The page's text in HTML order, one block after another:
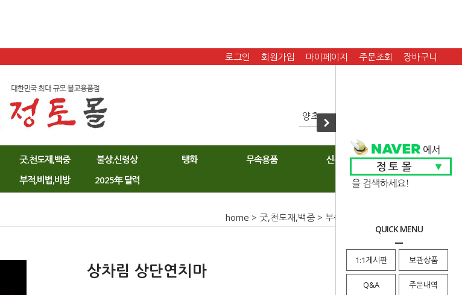
QUICK MENU
1:1게시판 보관상품
Q&A 주문내역
로그인 회원가입 마이페이지 주문조회 장바구니
굿,천도재,백중 불상,신령상 탱화 무속용품
신복
부적,비법,비방 2025年 달력
home > 굿,천도재,백중 > 부속물
상차림 상단연치마